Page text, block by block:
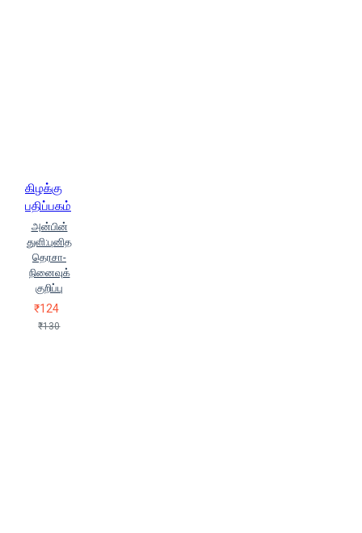
கிழக்கு
பதிப்பகம்
அன்பின்
துளி:புனித
தெரசா-
நினைவுக்
குறிப்பு
₹124
₹130